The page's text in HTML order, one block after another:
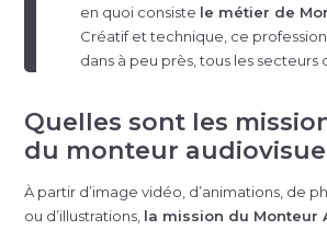
en quoi consiste le métier de
Créatif et technique, ce
dans à peu près, tous les secteurs
Quelles sont les
du monteur
À partir d’image vidéo, d’animations, de
ou d’illustrations, la mission du Monteur